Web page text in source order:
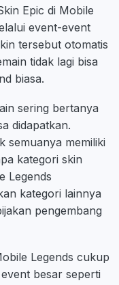
Epic di Mobile
event-event
tersebut otomatis
tidak lagi bisa
biasa.
sering bertanya
didapatkan.
semuanya memiliki
kategori skin
Legends
kategori lainnya
pengembang
Legends cukup
besar seperti